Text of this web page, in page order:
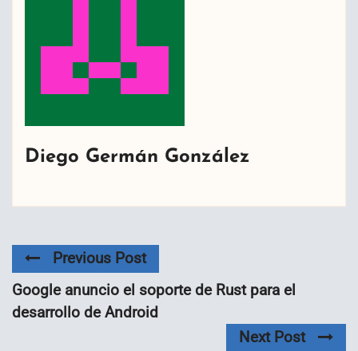
Diego Germán González
Previous Post
Google anuncio el soporte de Rust para el
desarrollo de Android
Next Post